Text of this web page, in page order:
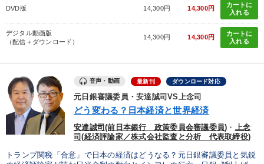
DVD版 14,300円 14,300円
カートに
入れる
デジタル動画版
（配信＋ダウンロード）
14,300円 14,300円
カートに
入れる
音声・動画 最新刊 ダウンロード対応
元日銀審議委員・安達誠司VS上念司
どう変わる？日本経済と世界経済
安達誠司(前日本銀行 政策委員会審議委員) ・ 上念
司(経済評論家／株式会社監査と分析 代表取締役)
トランプ関税「合意」で日本の経済はどうなる？元日銀審議委員と気鋭